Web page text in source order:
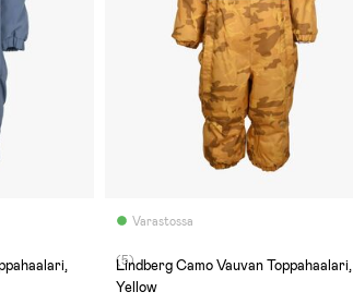
Varastossa
(5)
Lindberg Camo Vauvan Toppahaalari,
Yellow